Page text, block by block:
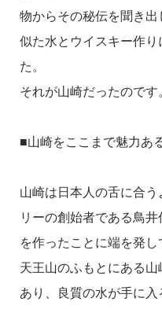
物からその秘伝を聞き
似た水とウイスキー作
た。
それが山崎だったのです。
■山崎をここまで魅力あ
山崎は日本人の舌に合
リーの創始者である鳥
を作ったことに端を発し
天王山のふもとにある
あり、良質の水が手に